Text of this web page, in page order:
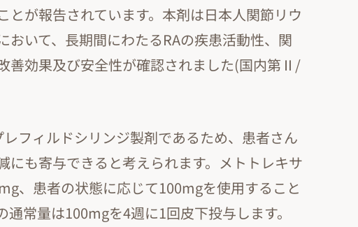
とが報告されています。本剤は日本人関節リウ
おいて、長期間にわたるRAの疾患活動性、関
善効果及び安全性が確認されました(国内第Ⅱ/
フィルドシリンジ製剤であるため、患者さん
にも寄与できると考えられます。メトトレキサ
、患者の状態に応じて100mgを使用すること
常量は100mgを4週に1回皮下投与します。